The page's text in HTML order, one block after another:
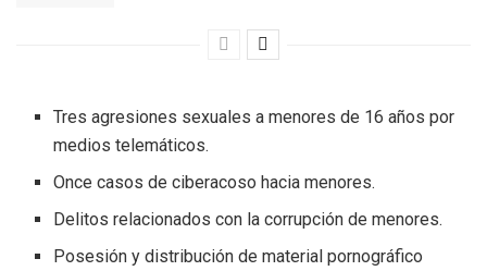
Tres agresiones sexuales a menores de 16 años por
medios telemáticos.
Once casos de ciberacoso hacia menores.
Delitos relacionados con la corrupción de menores.
Posesión y distribución de material pornográfico